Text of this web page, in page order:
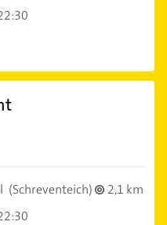
(Schreventeich)
2,1 km